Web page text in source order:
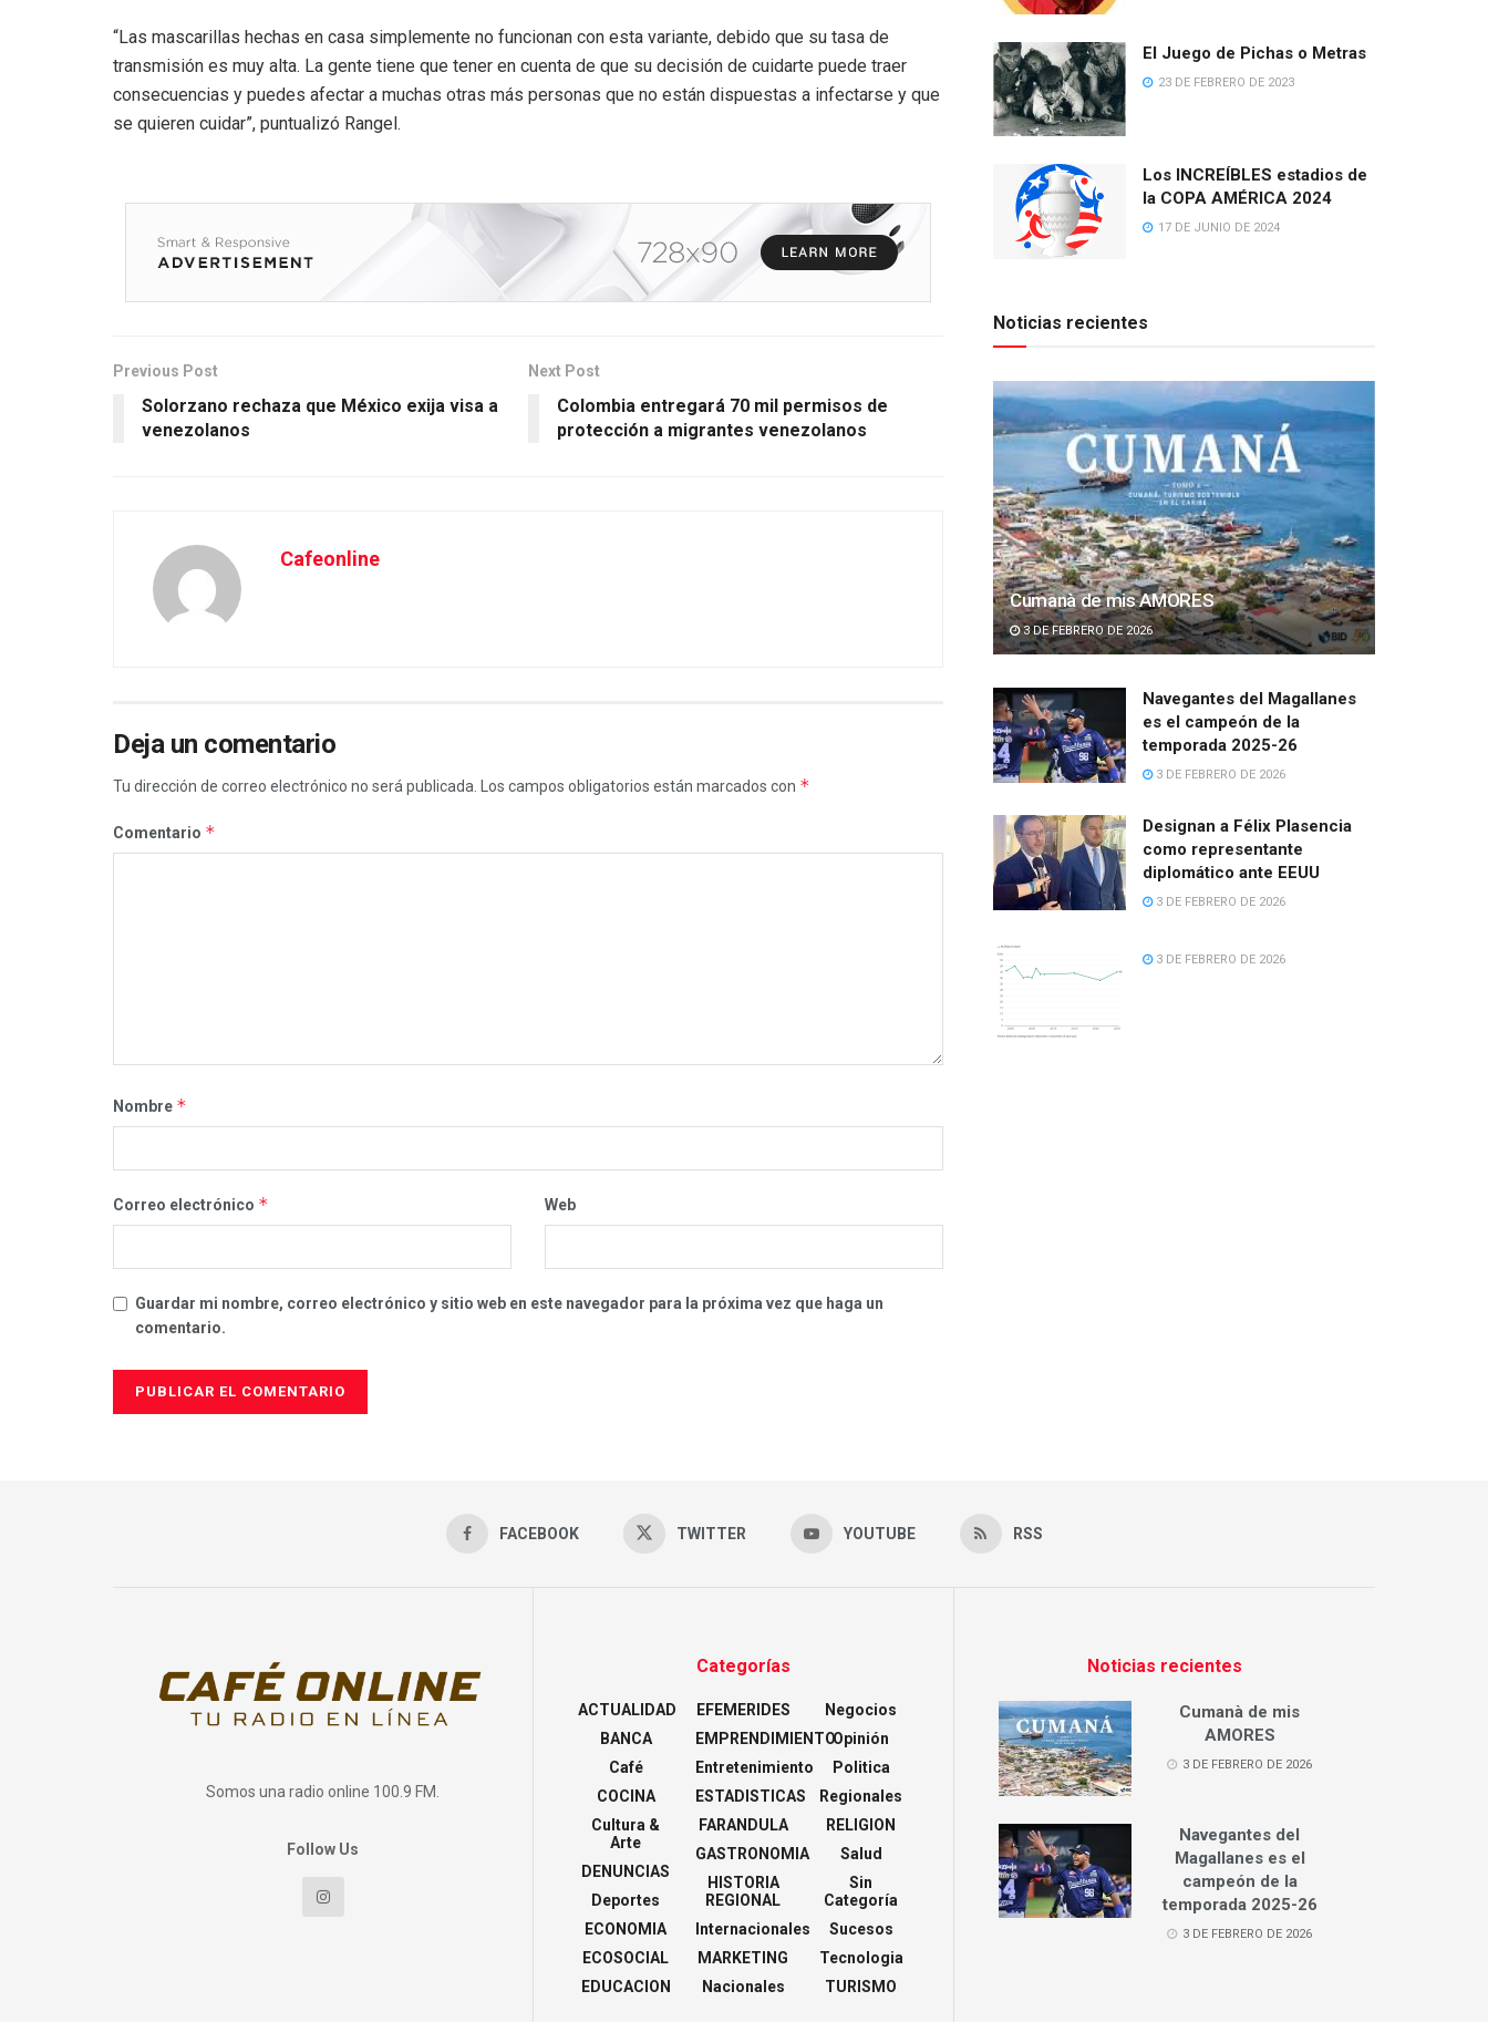
“Las mascarillas hechas en casa simplemente no funcionan con esta variante, debido que su tasa de
transmisión es muy alta. La gente tiene que tener en cuenta de que su decisión de cuidarte puede traer
consecuencias y puedes afectar a muchas otras más personas que no están dispuestas a infectarse y que
se quieren cuidar”, puntualizó Rangel.
Previous Post
Solorzano rechaza que México exija visa a
venezolanos
Next Post
Colombia entregará 70 mil permisos de
protección a migrantes venezolanos
Cafeonline
Deja un comentario
Tu dirección de correo electrónico no será publicada. Los campos obligatorios están marcados con *
Comentario *
Nombre *
Correo electrónico * Web
Guardar mi nombre, correo electrónico y sitio web en este navegador para la próxima vez que haga un
comentario.
El Juego de Pichas o Metras
23 DE FEBRERO DE 2023
Los INCREÍBLES estadios de
la COPA AMÉRICA 2024
17 DE JUNIO DE 2024
Noticias recientes
Cumanà de mis AMORES
3 DE FEBRERO DE 2026
Navegantes del Magallanes
es el campeón de la
temporada 2025-26
3 DE FEBRERO DE 2026
Designan a Félix Plasencia
como representante
diplomático ante EEUU
3 DE FEBRERO DE 2026
3 DE FEBRERO DE 2026
FACEBOOK TWITTER YOUTUBE RSS
Somos una radio online 100.9 FM.
Follow Us
Categorías
ACTUALIDAD
BANCA
Café
COCINA
Cultura &
Arte
DENUNCIAS
Deportes
ECONOMIA
ECOSOCIAL
EDUCACION
EFEMERIDES
EMPRENDIMIENTO
Entretenimiento
ESTADISTICAS
FARANDULA
GASTRONOMIA
HISTORIA
REGIONAL
Internacionales
MARKETING
Nacionales
Negocios
Opinión
Politica
Regionales
RELIGION
Salud
Sin
Categoría
Sucesos
Tecnologia
TURISMO
Noticias recientes
Cumanà de mis
AMORES
3 DE FEBRERO DE 2026
Navegantes del
Magallanes es el
campeón de la
temporada 2025-26
3 DE FEBRERO DE 2026